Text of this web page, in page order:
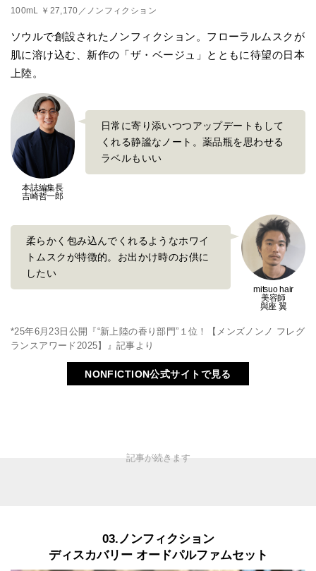
100mL ￥27,170／ノンフィクション
ソウルで創設されたノンフィクション。フローラルムスクが
肌に溶け込む、新作の「ザ・ベージュ」とともに待望の日本
上陸。
本誌編集長
吉崎哲一郎
日常に寄り添いつつアップデートもして
くれる静謐なノート。薬品瓶を思わせる
ラベルもいい
mitsuo hair
美容師
與座 翼
柔らかく包み込んでくれるようなホワイ
トムスクが特徴的。お出かけ時のお供に
したい
*25年6月23日公開『“新上陸の香り部門”１位！【メンズノンノ フレグ
ランスアワード2025】』記事より
NONFICTION公式サイトで見る
03.ノンフィクション
ディスカバリー オードパルファムセット